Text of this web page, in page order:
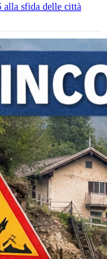
alla sfida delle città